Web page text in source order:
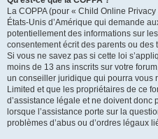
La COPPA (pour « Child Online
États-Unis d’Amérique qui demande
potentiellement des informations sur
consentement écrit des parents ou
Si vous ne savez pas si cette loi
moins de 13 ans inscrits sur votre
un conseiller juridique qui pourra vous
Limited et que les propriétaires de ce
d’assistance légale et ne doivent donc
lorsque l’assistance porte sur la
problèmes d’abus ou d’ordres légaux